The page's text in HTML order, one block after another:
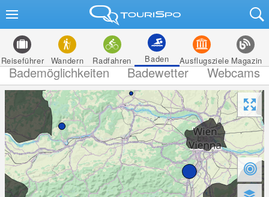
Reiseführer Wandern Radfahren Baden Ausflugsziele Magazin
Bademöglichkeiten Badewetter Webcams